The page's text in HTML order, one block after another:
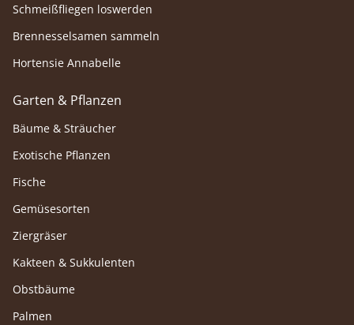
Schmeißfliegen loswerden
Brennesselsamen sammeln
Hortensie Annabelle
Garten & Pflanzen
Bäume & Sträucher
Exotische Pflanzen
Fische
Gemüsesorten
Ziergräser
Kakteen & Sukkulenten
Obstbäume
Palmen